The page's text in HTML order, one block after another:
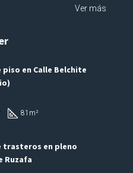
Ver más
en Calle Belchite
81 m²
trasteros en pleno
Ruzafa